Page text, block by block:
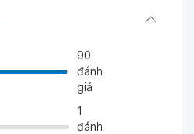
90
đánh
giá
1
đánh